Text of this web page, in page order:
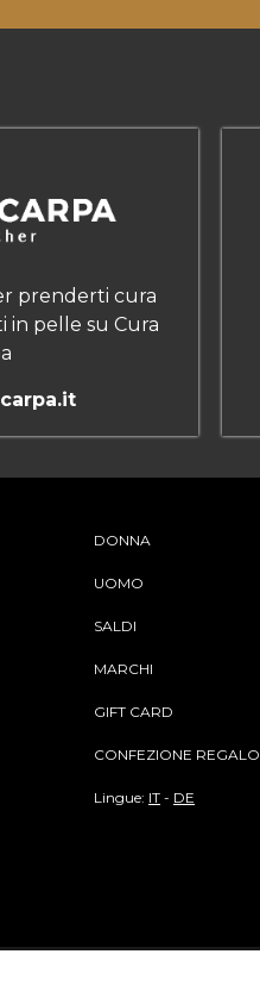
prenderti cura
in pelle su Cura
DONNA
UOMO
SALDI
MARCHI
GIFT CARD
CONFEZIONE REGALO
Lingue: IT - DE